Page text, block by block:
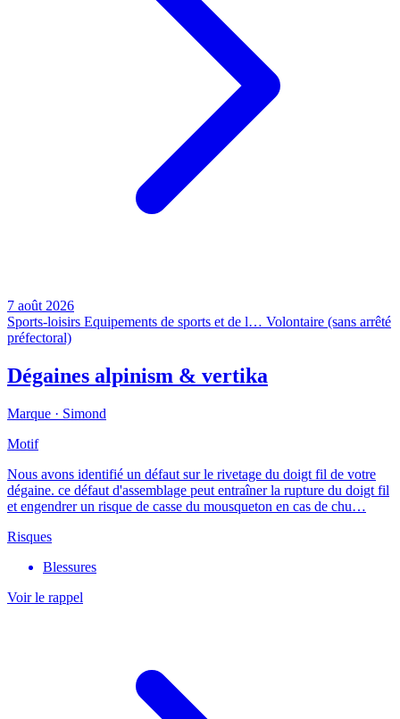
7 août 2026
Sports-loisirs Equipements de sports et de l… Volontaire (sans arrêté
préfectoral)
Dégaines alpinism & vertika
Marque · Simond
Motif
Nous avons identifié un défaut sur le rivetage du doigt fil de votre
dégaine. ce défaut d'assemblage peut entraîner la rupture du doigt fil
et engendrer un risque de casse du mousqueton en cas de chu…
Risques
Blessures
Voir le rappel